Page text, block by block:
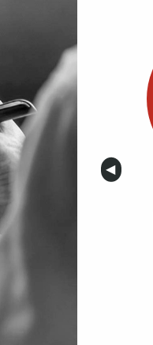
Anterior
◀︎